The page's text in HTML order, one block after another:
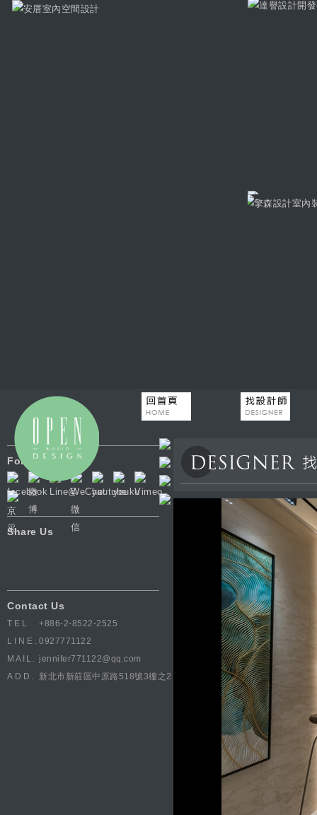
Follow Us
Share Us
Contact Us
TEL.
+886-2-8522-2525
LINE. 0927771122
MAIL. jennifer771122@qq.com
ADD.
新北市新莊區中原路518號3樓之2